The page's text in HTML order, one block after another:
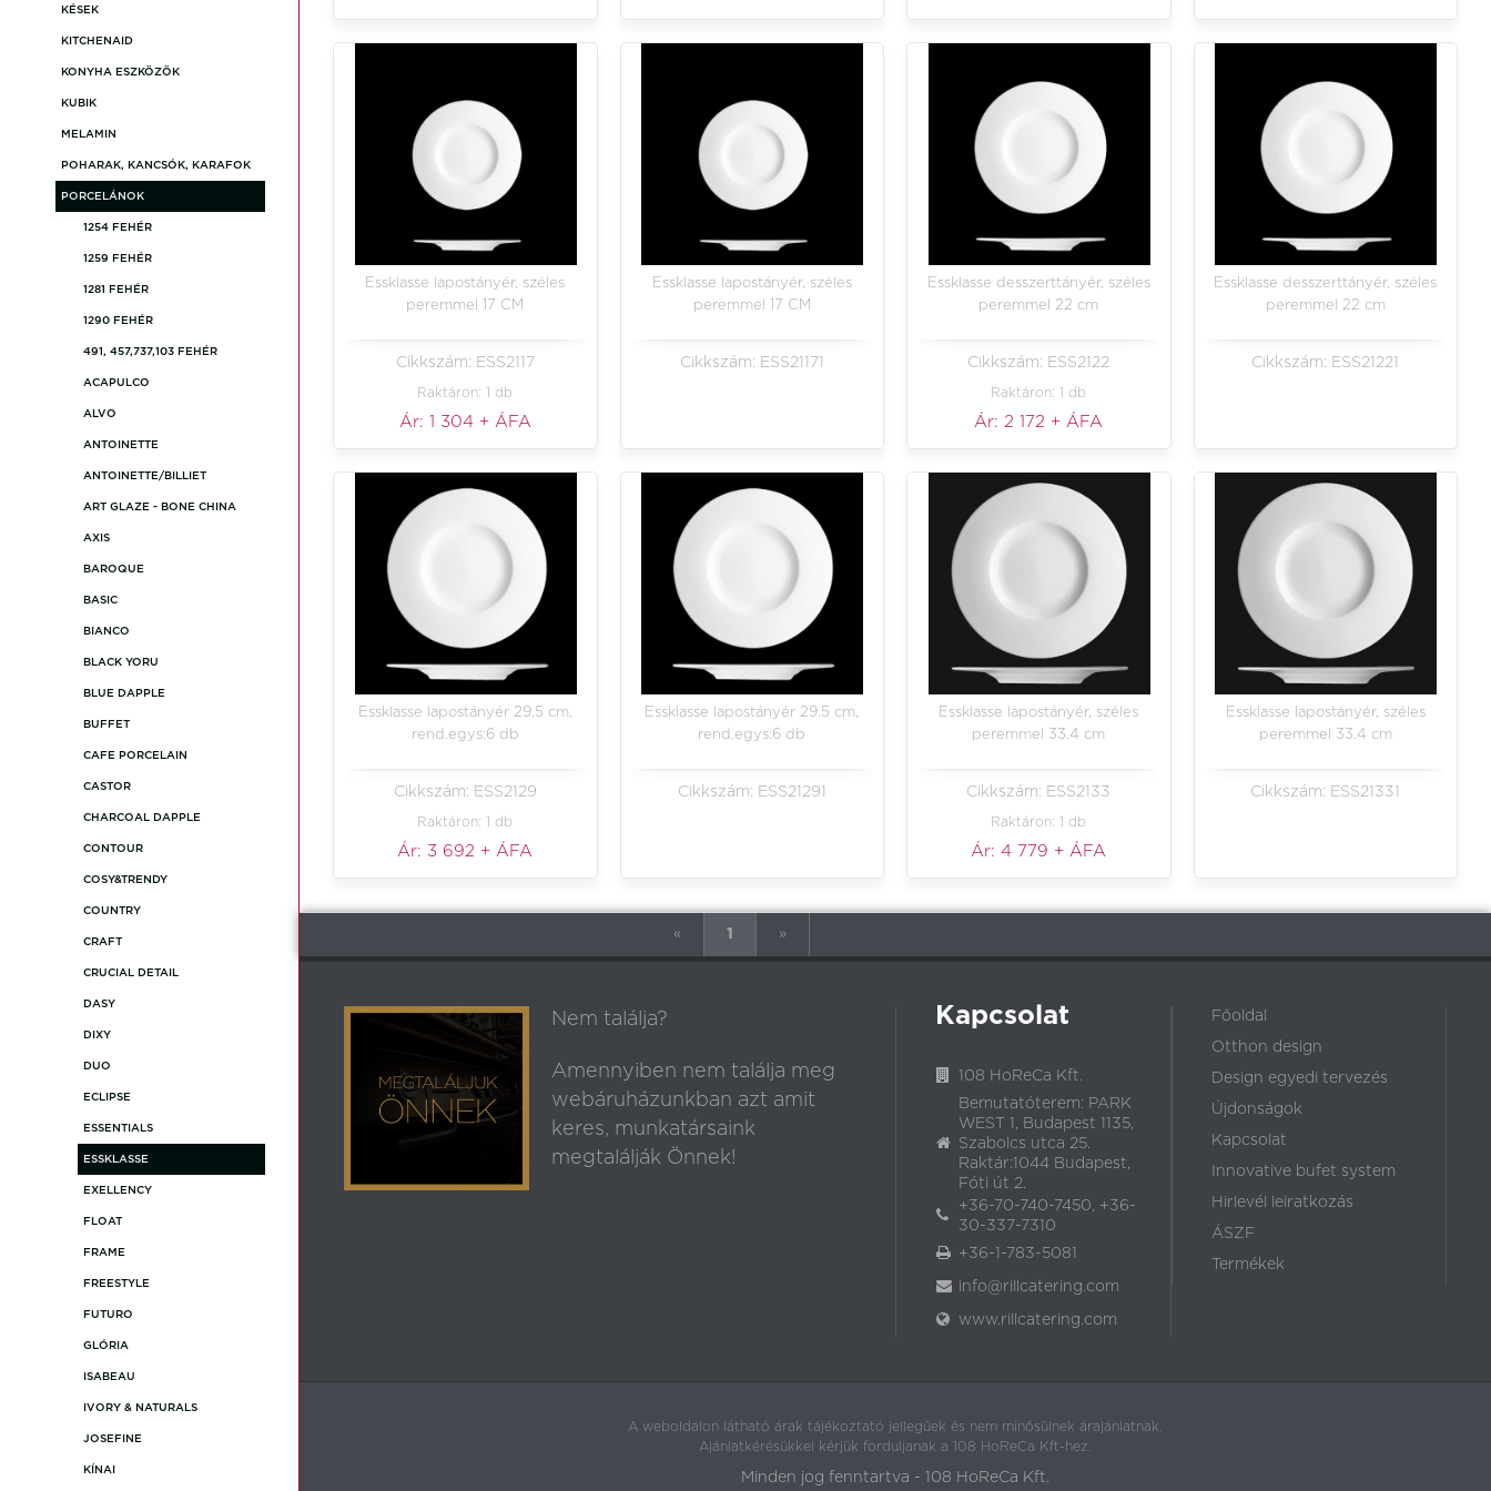
KÉSEK
KITCHENAID
KONYHA ESZKÖZÖK
KUBIK
MELAMIN
POHARAK, KANCSÓK, KARAFOK
PORCELÁNOK
1254 FEHÉR
1259 FEHÉR
1281 FEHÉR
1290 FEHÉR
491, 457,737,103 FEHÉR
ACAPULCO
ALVO
ANTOINETTE
ANTOINETTE/BILLIET
ART GLAZE - BONE CHINA
AXIS
BAROQUE
BASIC
BIANCO
BLACK YORU
BLUE DAPPLE
BUFFET
CAFE PORCELAIN
CASTOR
CHARCOAL DAPPLE
CONTOUR
COSY&TRENDY
COUNTRY
CRAFT
CRUCIAL DETAIL
DASY
DIXY
DUO
ECLIPSE
ESSENTIALS
ESSKLASSE
EXELLENCY
FLOAT
FRAME
FREESTYLE
FUTURO
GLÓRIA
ISABEAU
IVORY & NATURALS
JOSEFINE
KÍNAI
Essklasse lapostányér, széles
peremmel 17 CM
Cikkszám: ESS2117
Raktáron: 1 db
Ár: 1 304 + ÁFA
Essklasse lapostányér, széles
peremmel 17 CM
Cikkszám: ESS21171
Essklasse desszerttányér, széles
peremmel 22 cm
Cikkszám: ESS2122
Raktáron: 1 db
Ár: 2 172 + ÁFA
Essklasse desszerttányér, széles
peremmel 22 cm
Cikkszám: ESS21221
Essklasse lapostányér 29.5 cm,
rend.egys:6 db
Cikkszám: ESS2129
Raktáron: 1 db
Ár: 3 692 + ÁFA
Essklasse lapostányér 29.5 cm,
rend.egys:6 db
Cikkszám: ESS21291
Essklasse lapostányér, széles
peremmel 33.4 cm
Cikkszám: ESS2133
Raktáron: 1 db
Ár:4 779 + ÁFA
Essklasse lapostányér, széles
peremmel 33.4 cm
Cikkszám: ESS21331
« 1 »
Nem találja?
Amennyiben nem találja meg
webáruházunkban azt amit
keres, munkatársaink
megtalálják Önnek!
Kapcsolat
108 HoReCa Kft.
Bemutatóterem: PARK
WEST 1, Budapest 1135,
Szabolcs utca 25.
Raktár:1044 Budapest,
Fóti út 2.
+36-70-740-7450, +36-
30-337-7310
+36-1-783-5081
info@rillcatering.com
www.rillcatering.com
Főoldal
Otthon design
Design egyedi tervezés
Újdonságok
Kapcsolat
Innovative bufet system
Hirlevél leiratkozás
ÁSZF
Termékek
A weboldalon látható árak tájékoztató jellegűek és nem minősülnek árajánlatnak.
Ajánlatkérésükkel kérjük forduljanak a 108 HoReCa Kft-hez.
Minden jog fenntartva - 108 HoReCa Kft.